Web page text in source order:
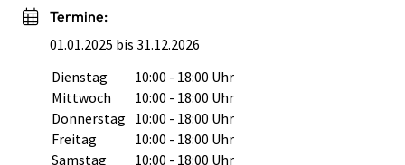
Termine:
01.01.2025 bis 31.12.2026
Wochentag
Öffnungszeiten
Dienstag
10:00 - 18:00 Uhr
Mittwoch
10:00 - 18:00 Uhr
Donnerstag 10:00 - 18:00 Uhr
Freitag
10:00 - 18:00 Uhr
Samstag
10:00 - 18:00 Uhr